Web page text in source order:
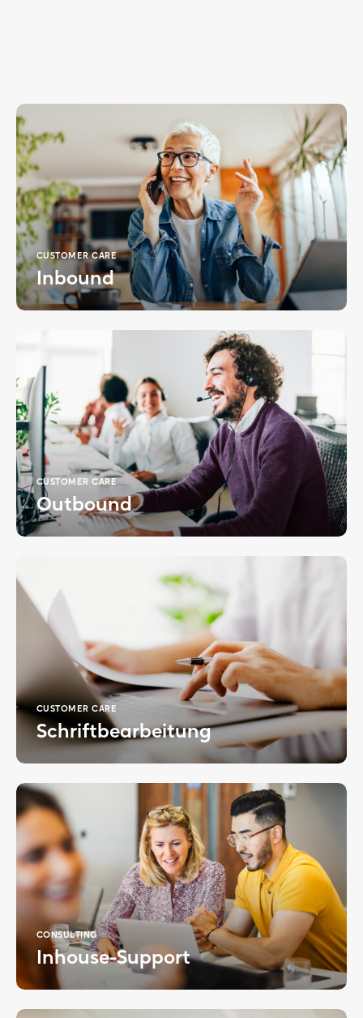
CUSTOMER CARE
Inbound
CUSTOMER CARE
Outbound
CUSTOMER CARE
Schrift­bearbeitung
CONSULTING
Inhouse-Support